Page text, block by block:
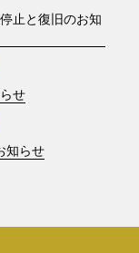
停止と復旧のお知
せ
知らせ